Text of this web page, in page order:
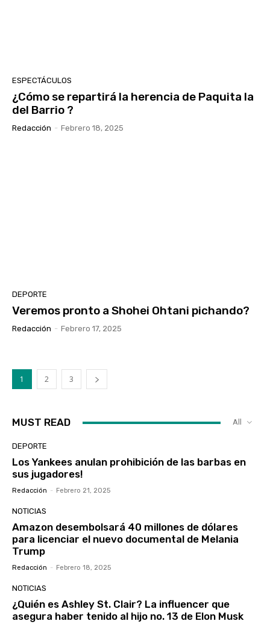
ESPECTÁCULOS
¿Cómo se repartirá la herencia de Paquita la
del Barrio ?
Redacción - Febrero 18, 2025
DEPORTE
Veremos pronto a Shohei Ohtani pichando?
Redacción - Febrero 17, 2025
1 2 3
MUST READ All
DEPORTE
Los Yankees anulan prohibición de las barbas en
sus jugadores!
Redacción - Febrero 21, 2025
NOTICIAS
Amazon desembolsará 40 millones de dólares
para licenciar el nuevo documental de Melania
Trump
Redacción - Febrero 18, 2025
NOTICIAS
¿Quién es Ashley St. Clair? La influencer que
asegura haber tenido al hijo no. 13 de Elon Musk